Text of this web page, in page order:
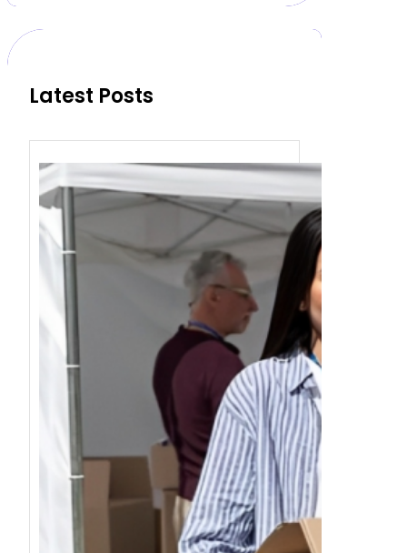
c
Latest Posts